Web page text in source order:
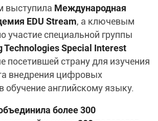
выступила Международная
EDU Stream, а ключевым
участие специальной группы
Technologies Special Interest
посетившей страну для изучения
внедрения цифровых
обучение английскому языку.
более 300